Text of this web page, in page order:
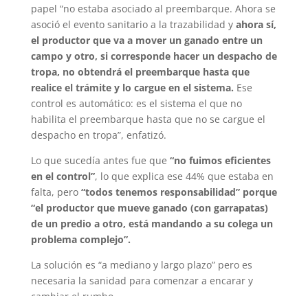
papel “no estaba asociado al preembarque. Ahora se
asoció el evento sanitario a la trazabilidad y ahora sí,
el productor que va a mover un ganado entre un
campo y otro, si corresponde hacer un despacho de
tropa, no obtendrá el preembarque hasta que
realice el trámite y lo cargue en el sistema. Ese
control es automático: es el sistema el que no
habilita el preembarque hasta que no se cargue el
despacho en tropa”, enfatizó.
Lo que sucedía antes fue que “no fuimos eficientes
en el control”, lo que explica ese 44% que estaba en
falta, pero “todos tenemos responsabilidad” porque
“el productor que mueve ganado (con garrapatas)
de un predio a otro, está mandando a su colega un
problema complejo”.
La solución es “a mediano y largo plazo” pero es
necesaria la sanidad para comenzar a encarar y